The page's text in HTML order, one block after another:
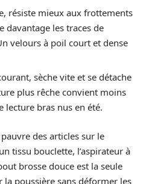
résiste mieux aux frottements
davantage les traces de
velours à poil court et dense
sèche vite et se détache
plus rêche convient moins
lecture bras nus en été.
des articles sur le
tissu bouclette, l’aspirateur à
brosse douce est la seule
poussière sans déformer les